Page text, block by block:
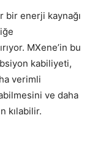
bir enerji kaynağı
MXene’in bu
kabiliyeti,
verimli
ve daha
kılabilir.